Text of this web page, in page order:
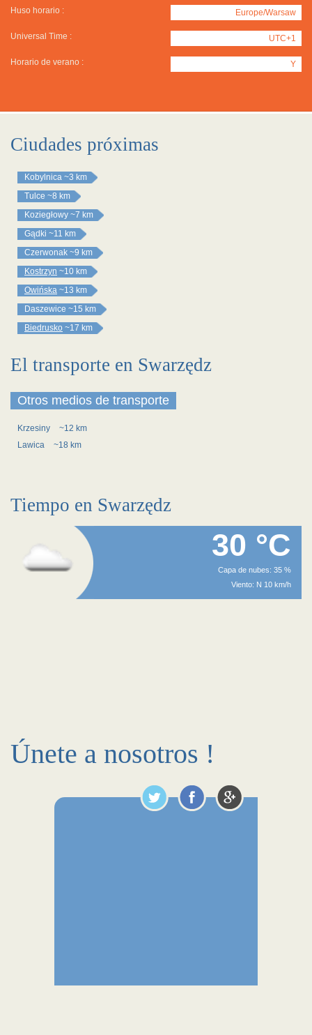
Huso horario : Europe/Warsaw
Universal Time : UTC+1
Horario de verano : Y
Ciudades próximas
Kobylnica ~3 km
Tulce ~8 km
Koziegłowy ~7 km
Gądki ~11 km
Czerwonak ~9 km
Kostrzyn ~10 km
Owińska ~13 km
Daszewice ~15 km
Biedrusko ~17 km
El transporte en Swarzędz
Otros medios de transporte
Krzesiny
~12 km
Lawica
~18 km
Tiempo en Swarzędz
30 °C
Capa de nubes: 35 %
Viento: N 10 km/h
Únete a nosotros !